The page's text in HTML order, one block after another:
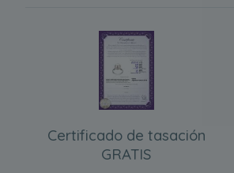
Certificado de tasación
GRATIS